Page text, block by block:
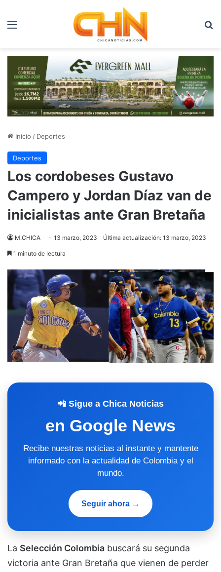
Menú
Inicio / Deportes
Deportes
Los cordobeses Gustavo
Campero y Jordan Díaz van de
inicialistas ante Gran Bretaña
M.CHICA 13 marzo, 2023 Última actualización: 13 marzo, 2023
1 minuto de lectura
📲 Sigue a Chica Noticias
en Google News
Recibe nuestras noticias al instante y mantente
informado con la actualidad de Colombia y el
mundo.
Seguir ahora →
La Selección Colombia buscará su segunda
victoria ante Gran Bretaña que vienen de perder